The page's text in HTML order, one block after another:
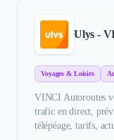
Ulys -
Voyages & Loisirs
VINCI Autoroutes
trafic en direct,
télépéage, tarifs,